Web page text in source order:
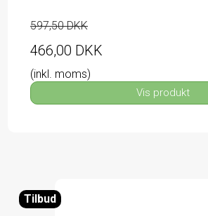
597,50 DKK
466,00 DKK
(inkl. moms)
Vis produkt
Tilbud